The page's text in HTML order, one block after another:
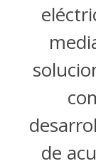
de